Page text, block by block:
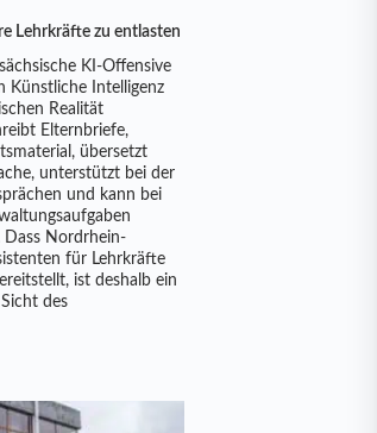
Lehrkräfte zu entlasten
KI-Offensive
Künstliche Intelligenz
Realität
Elternbriefe,
übersetzt
unterstützt bei der
und kann bei
Dass Nordrhein-
für Lehrkräfte
ist deshalb ein
des